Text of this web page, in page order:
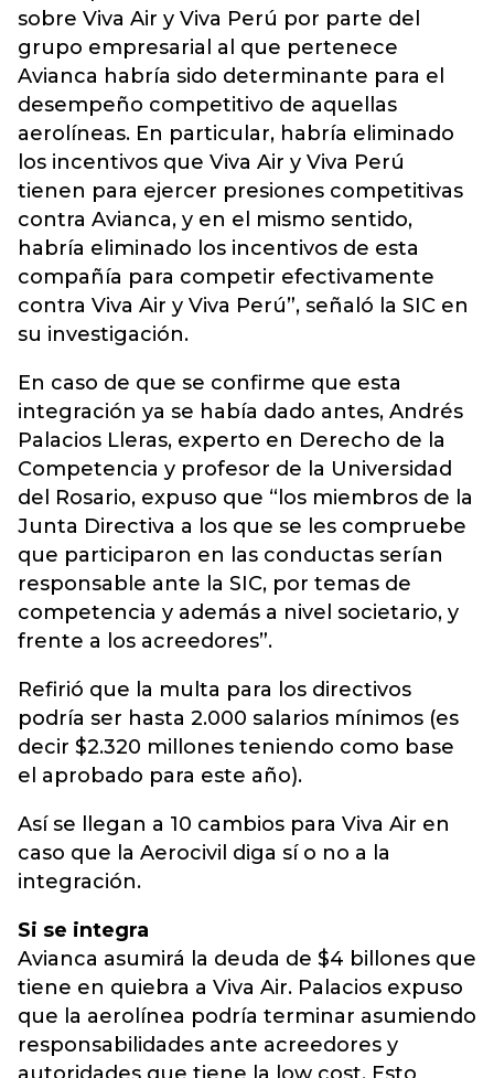
sobre Viva Air y Viva Perú por parte del
grupo empresarial al que pertenece
Avianca habría sido determinante para el
desempeño competitivo de aquellas
aerolíneas. En particular, habría eliminado
los incentivos que Viva Air y Viva Perú
tienen para ejercer presiones competitivas
contra Avianca, y en el mismo sentido,
habría eliminado los incentivos de esta
compañía para competir efectivamente
contra Viva Air y Viva Perú”, señaló la SIC en
su investigación.
En caso de que se confirme que esta
integración ya se había dado antes, Andrés
Palacios Lleras, experto en Derecho de la
Competencia y profesor de la Universidad
del Rosario, expuso que “los miembros de la
Junta Directiva a los que se les compruebe
que participaron en las conductas serían
responsable ante la SIC, por temas de
competencia y además a nivel societario, y
frente a los acreedores”.
Refirió que la multa para los directivos
podría ser hasta 2.000 salarios mínimos (es
decir $2.320 millones teniendo como base
el aprobado para este año).
Así se llegan a 10 cambios para Viva Air en
caso que la Aerocivil diga sí o no a la
integración.
Si se integra
Avianca asumirá la deuda de $4 billones que
tiene en quiebra a Viva Air. Palacios expuso
que la aerolínea podría terminar asumiendo
responsabilidades ante acreedores y